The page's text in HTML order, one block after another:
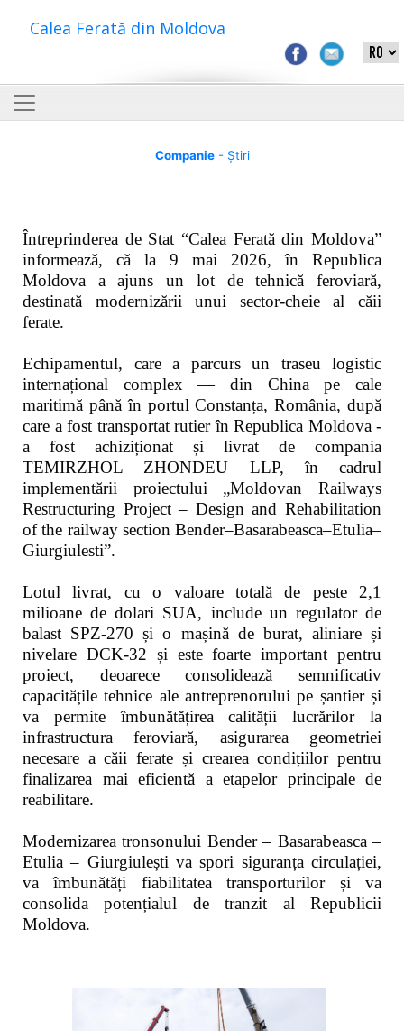
Calea Ferată din Moldova
Companie- Știri
Întreprinderea de Stat “Calea Ferată din Moldova”
informează, că la 9 mai 2026, în Republica
Moldova a ajuns un lot de tehnică feroviară,
destinată modernizării unui sector-cheie al căii
ferate.
Echipamentul, care a parcurs un traseu logistic
internațional complex — din China pe cale
maritimă până în portul Constanța, România, după
care a fost transportat rutier în Republica Moldova -
a fost achiziționat și livrat de compania
TEMIRZHOL ZHONDEU LLP, în cadrul
implementării proiectului „Moldovan Railways
Restructuring Project – Design and Rehabilitation
of the railway section Bender–Basarabeasca–Etulia–
Giurgiulesti”.
Lotul livrat, cu o valoare totală de peste 2,1
milioane de dolari SUA, include un regulator de
balast SPZ-270 și o mașină de burat, aliniare și
nivelare DCK-32 și este foarte important pentru
proiect, deoarece consolidează semnificativ
capacitățile tehnice ale antreprenorului pe șantier și
va permite îmbunătățirea calității lucrărilor la
infrastructura feroviară, asigurarea geometriei
necesare a căii ferate și crearea condițiilor pentru
finalizarea mai eficientă a etapelor principale de
reabilitare.
Modernizarea tronsonului Bender – Basarabeasca –
Etulia – Giurgiulești va spori siguranța circulației,
va îmbunătăți fiabilitatea transporturilor și va
consolida potențialul de tranzit al Republicii
Moldova.